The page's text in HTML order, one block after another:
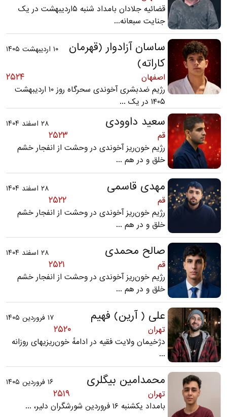
قضائیه جلادان بامداد شنبه ۵اردیبهشت در یک
جنایت سبعانه...
۱۰ اردیبهشت ۱۴۰۵
ساسان آزادوار (قهرمان
کاراته)
۲۵۲۴
اصفهان
رژیم ضدبشری آخوندی سحرگاه روز ۱۰ اردیبهشت
۱۴۰۵ در یک ...
۲۸ اسفند ۱۴۰۴ سعید داوودی
۲۵۲۳
قم
رژیم خون‌ریز آخوندی در وحشت از انفجار خشم
خلق و در هم ...
۲۸ اسفند ۱۴۰۴ مهدی قاسمی
۲۵۲۲
قم
رژیم خون‌ریز آخوندی در وحشت از انفجار خشم
خلق و در هم ...
۲۸ اسفند ۱۴۰۴ صالح محمدی
۲۵۲۱
قم
رژیم خون‌ریز آخوندی در وحشت از انفجار خشم
خلق و در هم ...
۱۷ فروردین ۱۴۰۵ علی ( آرین) فهیم
۲۵۲۰
تهران
دژخیمان ولایت فقیه در ادامهٔ خون‌ریزیهای روزانه
...
۱۶ فروردین ۱۴۰۵ محمدامین بیگلری
۲۵۱۹
تهران
بامداد یکشنبه ۱۶ فروردین شورشگران دلیر، ...